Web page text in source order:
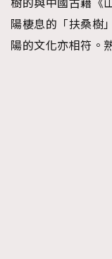
樹的與中國古籍《
陽棲息的「扶桑樹
陽的文化亦相符。